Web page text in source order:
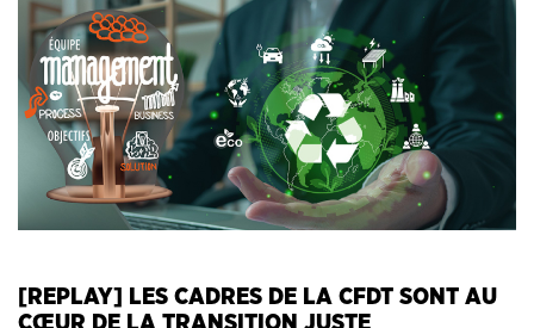
[REPLAY] LES CADRES DE LA CFDT SONT AU
CŒUR DE LA TRANSITION JUSTE